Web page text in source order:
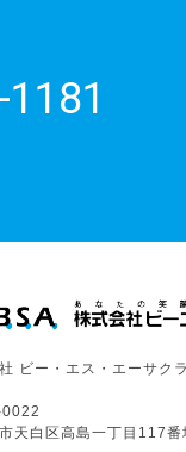
ビー・エス・エーサク
天白区高島一丁目117番